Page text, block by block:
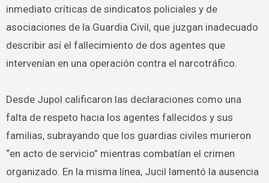
inmediato críticas de sindicatos policiales y de
asociaciones de la Guardia Civil, que juzgan inadecuado
describir así el fallecimiento de dos agentes que
intervenían en una operación contra el narcotráfico.
Desde Jupol calificaron las declaraciones como una
falta de respeto hacia los agentes fallecidos y sus
familias, subrayando que los guardias civiles murieron
“en acto de servicio” mientras combatían el crimen
organizado. En la misma línea, Jucil lamentó la ausencia